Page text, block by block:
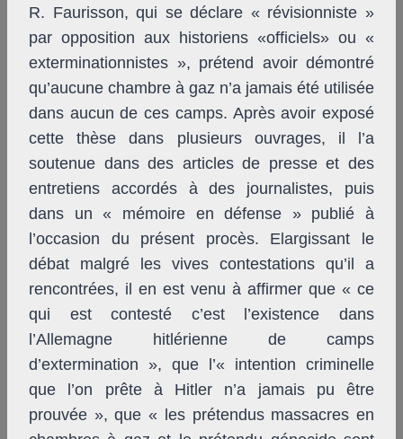
R. Faurisson, qui se déclare « révisionniste »
par opposition aux historiens «officiels» ou «
exterminationnistes », prétend avoir démontré
qu’aucune chambre à gaz n’a jamais été utilisée
dans aucun de ces camps. Après avoir exposé
cette thèse dans plusieurs ouvrages, il l’a
soutenue dans des articles de presse et des
entretiens accordés à des journalistes, puis
dans un « mémoire en défense » publié à
l’occasion du présent procès. Elargissant le
débat malgré les vives contestations qu’il a
rencontrées, il en est venu à affirmer que « ce
qui est contesté c’est l’existence dans
l’Allemagne hitlérienne de camps
d’extermination », que l’« intention criminelle
que l’on prête à Hitler n’a jamais pu être
prouvée », que « les prétendus massacres en